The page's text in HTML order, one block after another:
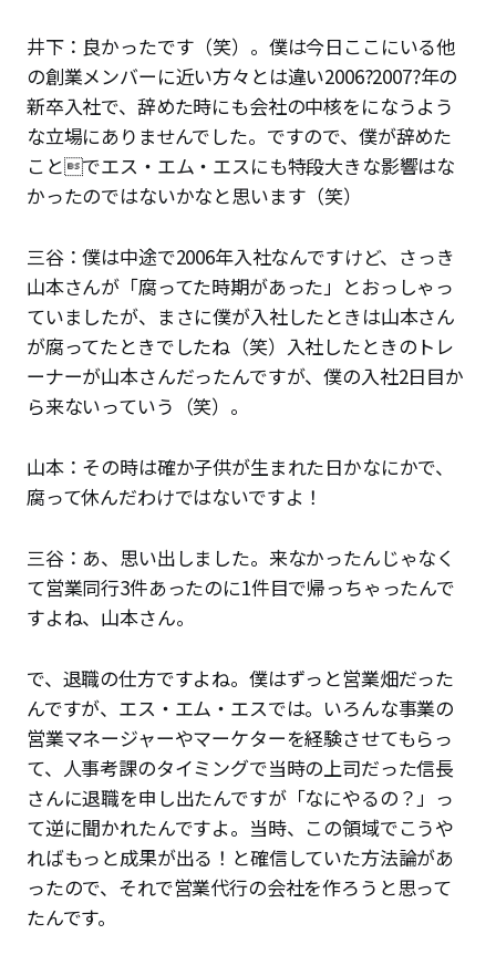
井下：良かったです（笑）。僕は今日ここにいる他
の創業メンバーに近い方々とは違い2006?2007?年の
新卒入社で、辞めた時にも会社の中核をになうよう
な立場にありませんでした。ですので、僕が辞めた
ことでエス・エム・エスにも特段大きな影響はな
かったのではないかなと思います（笑）
三谷：僕は中途で2006年入社なんですけど、さっき
山本さんが「腐ってた時期があった」とおっしゃっ
ていましたが、まさに僕が入社したときは山本さん
が腐ってたときでしたね（笑）入社したときのトレ
ーナーが山本さんだったんですが、僕の入社2日目か
ら来ないっていう（笑）。
山本：その時は確か子供が生まれた日かなにかで、
腐って休んだわけではないですよ！
三谷：あ、思い出しました。来なかったんじゃなく
て営業同行3件あったのに1件目で帰っちゃったんで
すよね、山本さん。
で、退職の仕方ですよね。僕はずっと営業畑だった
んですが、エス・エム・エスでは。いろんな事業の
営業マネージャーやマーケターを経験させてもらっ
て、人事考課のタイミングで当時の上司だった信長
さんに退職を申し出たんですが「なにやるの？」っ
て逆に聞かれたんですよ。当時、この領域でこうや
ればもっと成果が出る！と確信していた方法論があ
ったので、それで営業代行の会社を作ろうと思って
たんです。